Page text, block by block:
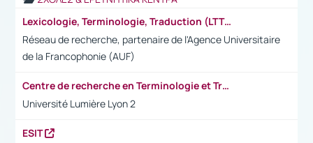
Lexicologie, Terminologie, Traduction (LTT)
Réseau de recherche, partenaire de l'Agence Universitaire
de la Francophonie (AUF)
Centre de recherche en Terminologie et Traduction (CRTT)
Université Lumière Lyon 2
ESIT